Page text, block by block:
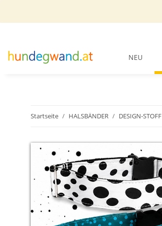
NEU
Startseite HALSBÄNDER DESIGN-STOFF